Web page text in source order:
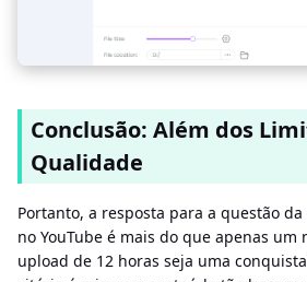
Conclusão: Além dos
Qualidade
Portanto, a resposta para a questão
no YouTube é mais do que apenas um
upload de 12 horas seja uma